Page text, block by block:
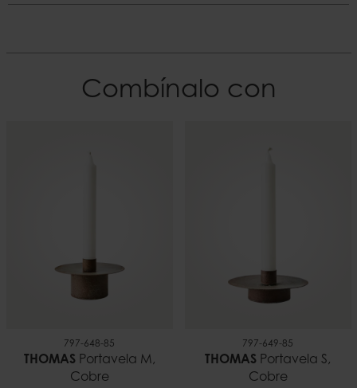
Consejos para usar velas.pdf
Combínalo con
797-648-85
THOMASPortavela M,
Cobre
797-649-85
THOMAS Portavela S,
Cobre